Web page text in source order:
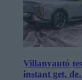
Villanyautó
instant get,